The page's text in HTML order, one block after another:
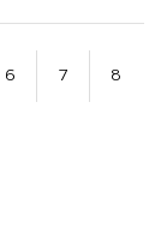
6 7 8